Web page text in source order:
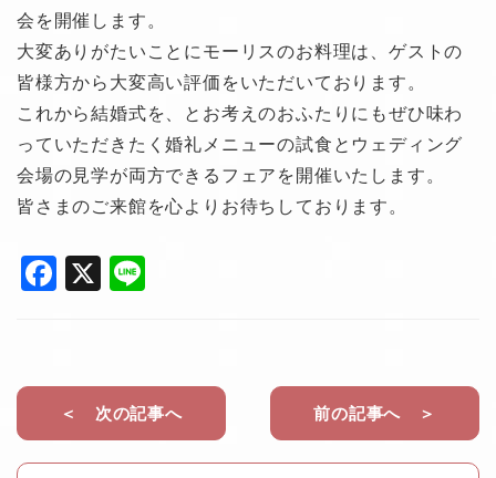
会を開催します。
大変ありがたいことにモーリスのお料理は、ゲストの
皆様方から大変高い評価をいただいております。
これから結婚式を、とお考えのおふたりにもぜひ味わ
っていただきたく婚礼メニューの試食とウェディング
会場の見学が両方できるフェアを開催いたします。
皆さまのご来館を心よりお待ちしております。
F
e
b
o
X
＜ 次の記事へ 前の記事へ ＞